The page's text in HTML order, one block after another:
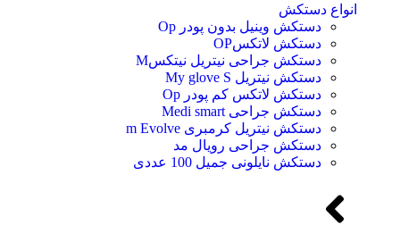
انواع دستکش
دستکش وینیل بدون پودر Op
دستکش لاتکسOP
دستکش جراحی نیتریل نیتکسM
دستکش نیتریل My glove S
دستکش لاتکس کم پودر Op
دستکش جراحی Medi smart
دستکش نیتریل کرمبری m Evolve
دستکش جراحی رویال مد
دستکش نایلونی جمیل 100 عددی